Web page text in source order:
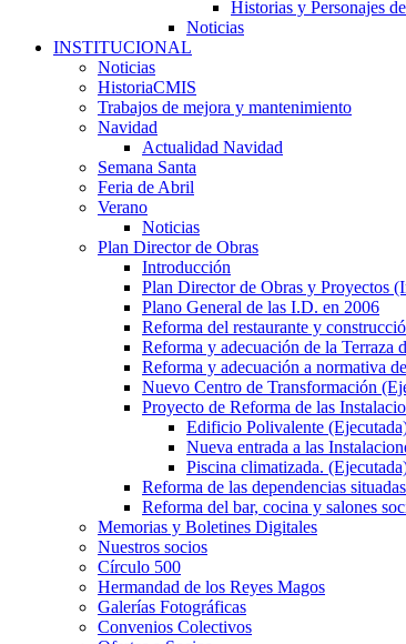
Historias y Personajes
Noticias
INSTITUCIONAL
Noticias
HistoriaCMIS
Trabajos de mejora y mantenimiento
Navidad
Actualidad Navidad
Semana Santa
Feria de Abril
Verano
Noticias
Plan Director de Obras
Introducción
Plan Director de Obras y Proyectos
Plano General de las I.D. en 2006
Reforma del restaurante y
Reforma y adecuación de la Terraza
Reforma y adecuación a normativa
Nuevo Centro de Transformación
Proyecto de Reforma de las
Edificio Polivalente
Nueva entrada a las
Piscina climatizada.
Reforma de las dependencias
Reforma del bar, cocina y salones
Memorias y Boletines Digitales
Nuestros socios
Círculo 500
Hermandad de los Reyes Magos
Galerías Fotográficas
Convenios Colectivos